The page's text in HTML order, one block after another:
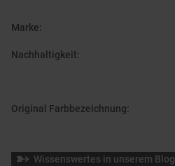
Marke:
Nachhaltigkeit:
Original Farbbezeichnung:
Wissenswertes in unserem Blog